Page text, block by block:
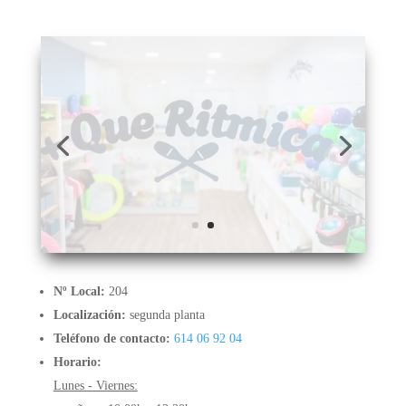
Localización:
segunda planta
Teléfono de contacto: 614 06 92 04
Horario:
Lunes - Viernes:
- mañana: 10:00h a 13:30h
- tarde: 17:00h a 20:00h